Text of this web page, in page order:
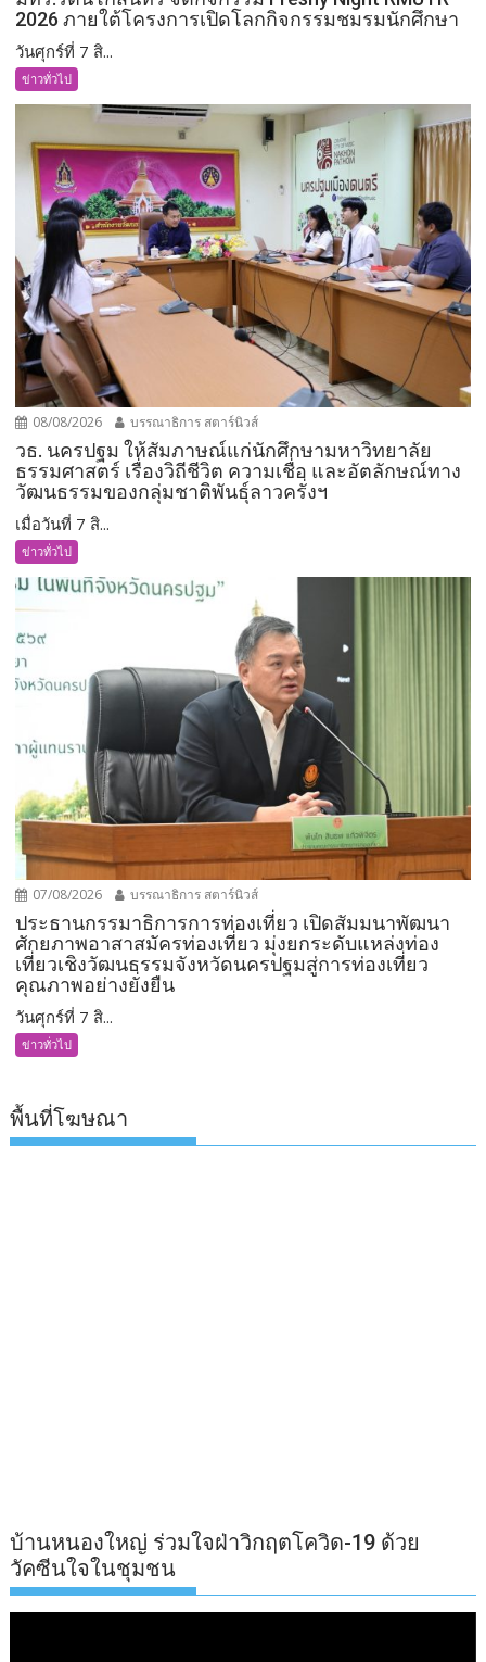
2026 ภายใต้โครงการเปิดโลกกิจกรรมชมรมนักศึกษา
วันศุกร์ที่ 7 สิ...
ข่าวทั่วไป
08/08/2026 บรรณาธิการ สตาร์นิวส์
วธ. นครปฐม ให้สัมภาษณ์แก่นักศึกษามหาวิทยาลัย
ธรรมศาสตร์ เรื่องวิถีชีวิต ความเชื่อ และอัตลักษณ์ทาง
วัฒนธรรมของกลุ่มชาติพันธุ์ลาวครั่งฯ
เมื่อวันที่ 7 สิ...
ข่าวทั่วไป
07/08/2026 บรรณาธิการ สตาร์นิวส์
ประธานกรรมาธิการการท่องเที่ยว เปิดสัมมนาพัฒนา
ศักยภาพอาสาสมัครท่องเที่ยว มุ่งยกระดับแหล่งท่อง
เที่ยวเชิงวัฒนธรรมจังหวัดนครปฐมสู่การท่องเที่ยว
คุณภาพอย่างยั่งยืน
วันศุกร์ที่ 7 สิ...
ข่าวทั่วไป
พื้นที่โฆษณา
บ้านหนองใหญ่ ร่วมใจฝ่าวิกฤตโควิด-19 ด้วย
วัคซีนใจในชุมชน